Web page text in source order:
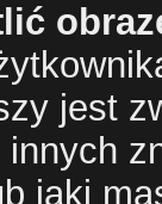
jest
jaki